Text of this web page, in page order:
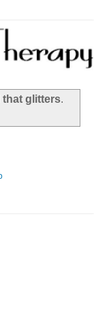
that glitters.